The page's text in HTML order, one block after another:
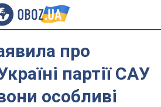
про
партії САУ
особливі